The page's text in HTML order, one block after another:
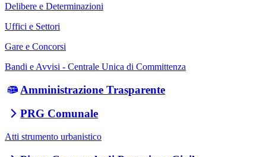
Delibere e Determinazioni
Uffici e Settori
Gare e Concorsi
Bandi e Avvisi - Centrale Unica di Committenza
Amministrazione Trasparente
PRG Comunale
Atti strumento urbanistico